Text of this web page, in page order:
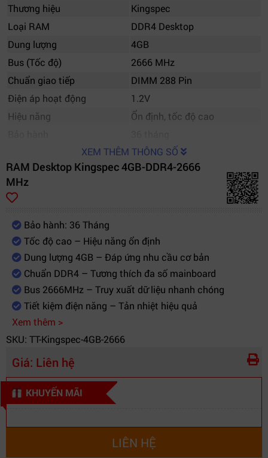
Thương hiệu
Kingspec
Loại RAM
DDR4 Desktop
Dung lượng
4GB
Bus (Tốc độ)
2666 MHz
Chuẩn giao tiếp
DIMM 288 Pin
Điện áp hoạt động
1.2V
Hiệu năng
Ổn định, tốc độ cao
XEM THÊM THÔNG SỐ
RAM Desktop Kingspec 4GB-DDR4-2666
MHz
Bảo hành: 36 Tháng
Tốc độ cao – Hiệu năng ổn định
Dung lượng 4GB – Đáp ứng nhu cầu cơ bản
Chuẩn DDR4 – Tương thích đa số mainboard
Bus 2666MHz – Truy xuất dữ liệu nhanh chóng
Tiết kiệm điện năng – Tản nhiệt hiệu quả
Xem thêm >
SKU: TT-Kingspec-4GB-2666
Giá: Liên hệ
KHUYẾN MÃI
LIÊN HỆ